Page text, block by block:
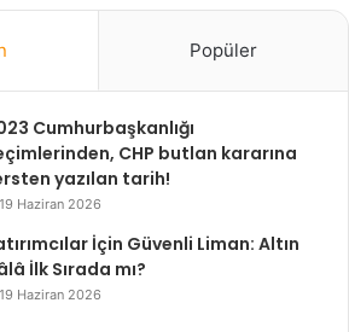
Popüler
Cumhurbaşkanlığı
CHP butlan kararına
yazılan tarih!
19 Haziran 2026
İçin Güvenli Liman: Altın
İlk Sırada mı?
19 Haziran 2026